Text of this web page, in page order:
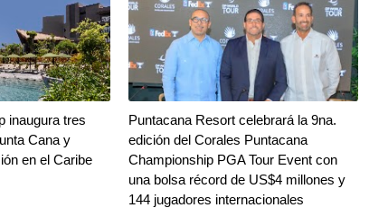
inaugura tres
Cana y
en el Caribe
Puntacana Resort celebrará la 9na.
edición del Corales Puntacana
Championship PGA Tour Event con
una bolsa récord de US$4 millones y
144 jugadores internacionales